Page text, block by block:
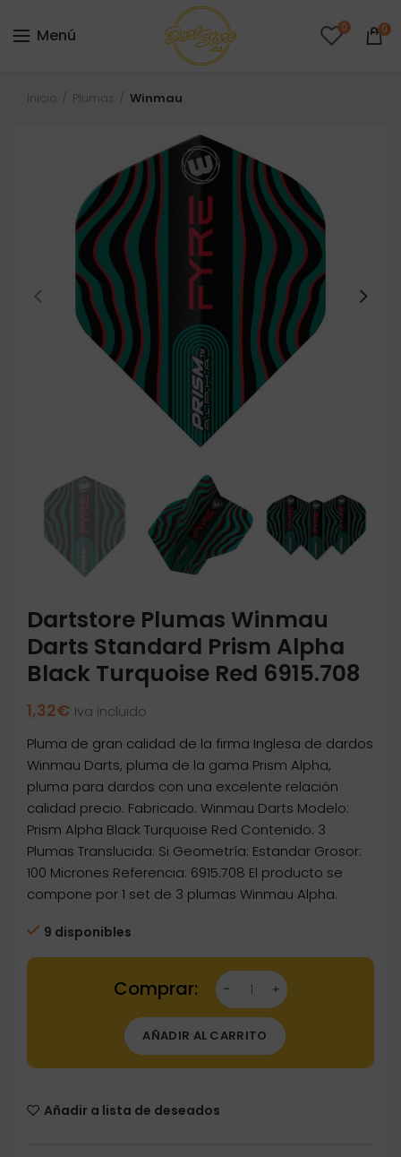
Menú 0 0
Inicio Plumas Winmau
Dartstore Plumas Winmau
Darts Standard Prism Alpha
Black Turquoise Red 6915.708
1,32€ Iva incluido
Pluma de gran calidad de la firma Inglesa de dardos
Winmau Darts, pluma de la gama Prism Alpha,
pluma para dardos con una excelente relación
calidad precio. Fabricado: Winmau Darts Modelo:
Prism Alpha Black Turquoise Red Contenido: 3
Plumas Translucida: Si Geometría: Estandar Grosor:
100 Micrones Referencia: 6915.708 El producto se
compone por 1 set de 3 plumas Winmau Alpha.
9 disponibles
Dartstore Plumas Winmau Darts Standard
AÑADIR AL CARRITO
Añadir a lista de deseados